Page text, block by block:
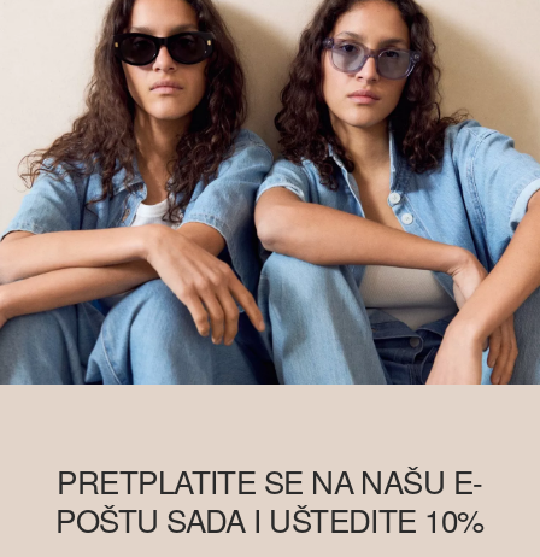
PRETPLATITE SE NA NAŠU E-
POŠTU SADA I UŠTEDITE 10%